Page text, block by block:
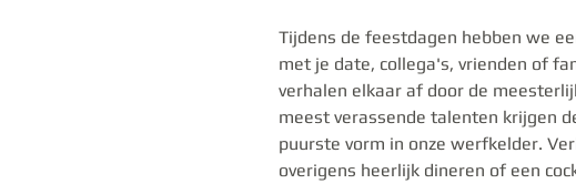
Tijdens de feestdagen hebben we
met je date, collega's, vrienden of
verhalen elkaar af door de
meest verassende talenten krijgen
puurste vorm in onze werfkelder.
overigens heerlijk dineren of een